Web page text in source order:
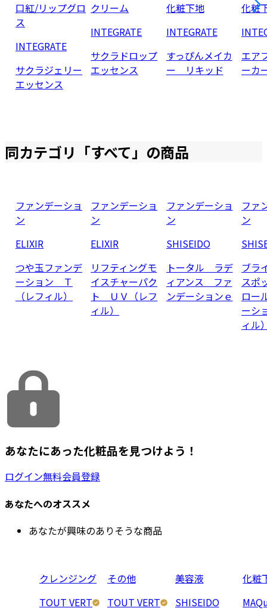
口紅/リップグロ
ス
INTEGRATE
サクラジェリー
エッセンス
クリーム
INTEGRATE
サクラドロップ
エッセンス
化粧下地
INTEGRATE
すっぴんメイカ
ー リキッド
化粧
エア
ーカ
同カテゴリ「すべて」の商品
ファンデーショ
ン
ELIXIR
つや玉ファンデ
ーション Ｔ
（レフィル）
ファンデーショ
ン
ELIXIR
リフティングモ
イスチャーパク
ト ＵＶ（レフ
ィル）
ファンデーショ
ン
SHISEIDO
トータル ラデ
ィアンス ファ
ンデーションｅ
ファ
ン
ブラ
スポ
ロー
ーシ
ィル
あなたにあった化粧品を見つけよう！
ログイン無料会員登録
あなたへのオススメ
あなたが興味のありそうな商品
クレンジング
TOUT VERT
その他
TOUT VERT
美容液
SHISEIDO
化粧